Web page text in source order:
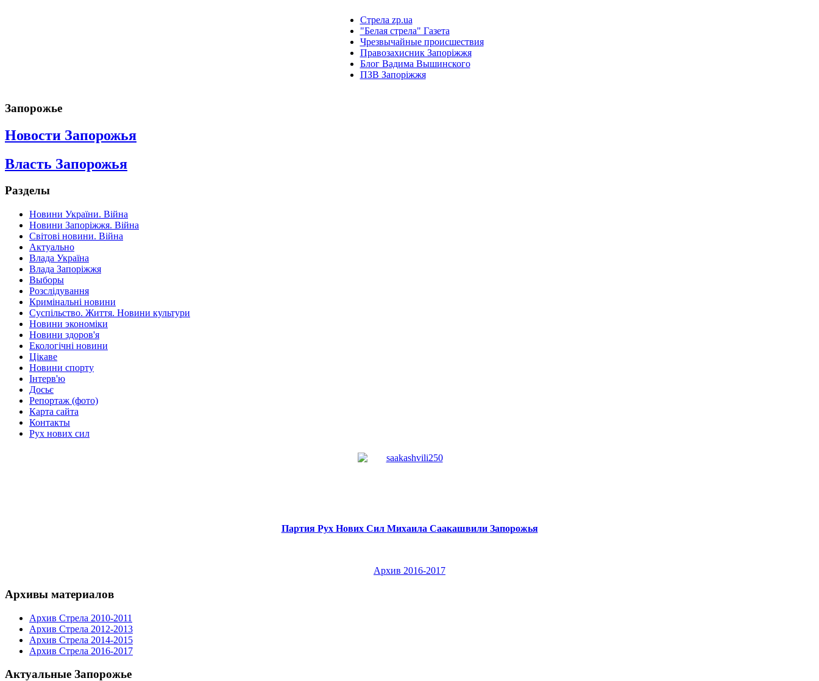
Стрела zp.ua
"Белая стрела" Газета
Чрезвычайные происшествия
Правозахисник Запоріжжя
Блог Вадима Вышинского
ПЗВ Запоріжжя
Запорожье
Новости Запорожья
Власть Запорожья
Разделы
Новини України. Війна
Новини Запоріжжя. Війна
Світові новини. Війна
Актуально
Влада Україна
Влада Запоріжжя
Выборы
Розслідування
Кримінальні новини
Суспільство. Життя. Новини культури
Новини экономіки
Новини здоров'я
Екологічні новини
Цікаве
Новини спорту
Інтерв'ю
Досьє
Репортаж (фото)
Карта сайта
Контакты
Рух нових сил
Партия Рух Нових Сил Михаила Саакашвили Запорожья
Архив 2016-2017
Архивы материалов
Архив Стрела 2010-2011
Архив Стрела 2012-2013
Архив Стрела 2014-2015
Архив Стрела 2016-2017
Актуальные Запорожье